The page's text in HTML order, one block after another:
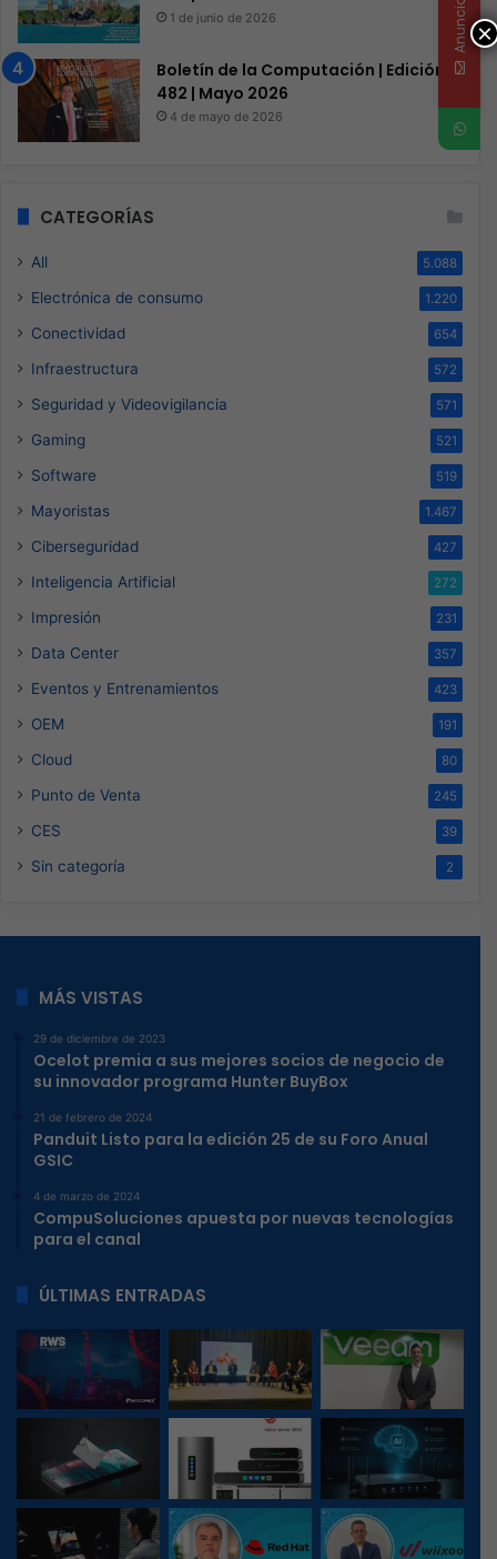
1 de junio de 2026
Boletín de la Computación | Edición
482 | Mayo 2026
4 de mayo de 2026
CATEGORÍAS
All 5.088
Electrónica de consumo 1.220
Conectividad 654
Infraestructura 572
Seguridad y Videovigilancia 571
Gaming 521
Software 519
Mayoristas 1.467
Ciberseguridad 427
Inteligencia Artificial 272
Impresión 231
Data Center 357
Eventos y Entrenamientos 423
OEM 191
Cloud 80
Punto de Venta 245
CES 39
Sin categoría 2
MÁS VISTAS
29 de diciembre de 2023
Ocelot premia a sus mejores socios de negocio de
su innovador programa Hunter BuyBox
21 de febrero de 2024
Panduit Listo para la edición 25 de su Foro Anual
GSIC
4 de marzo de 2024
CompuSoluciones apuesta por nuevas tecnologías
para el canal
ÚLTIMAS ENTRADAS
×
Anunciate